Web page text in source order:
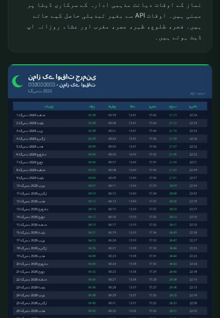
نماز کے اوقات دیانت مذہبی ادارہ کے سرکاری ڈیٹا پر
مبنی ہیں۔ اوقات API سے بغیر تبدیلی حاصل کیے جاتے
ہیں۔ فجر، طلوع، ظہر، عصر، مغرب اور عشاء روزانہ اپ
ڈیٹ ہوتے ہیں۔